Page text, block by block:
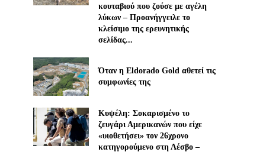
κουταβιού που ζούσε με αγέλη
λύκων – Προανήγγειλε το
κλείσιμο της ερευνητικής
σελίδας...
Όταν η Eldorado Gold αθετεί τις
συμφωνίες της
Κυψέλη: Σοκαρισμένο το
ζευγάρι Αμερικανών που είχε
«υιοθετήσει» τον 26χρονο
κατηγορούμενο στη Λέσβο –